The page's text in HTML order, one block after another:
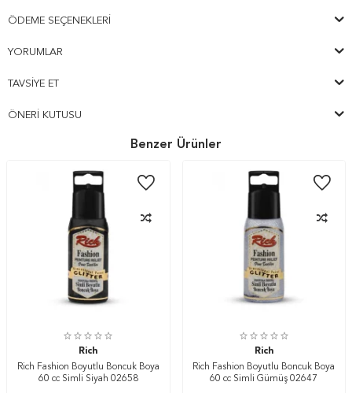
ÖDEME SEÇENEKLERI
YORUMLAR
TAVSIYE ET
ÖNERI KUTUSU
Benzer Ürünler
Rich
Rich Fashion Boyutlu Boncuk Boya
60 cc Simli Siyah 02658
Rich
Rich Fashion Boyutlu Boncuk Boya
60 cc Simli Gümüş 02647